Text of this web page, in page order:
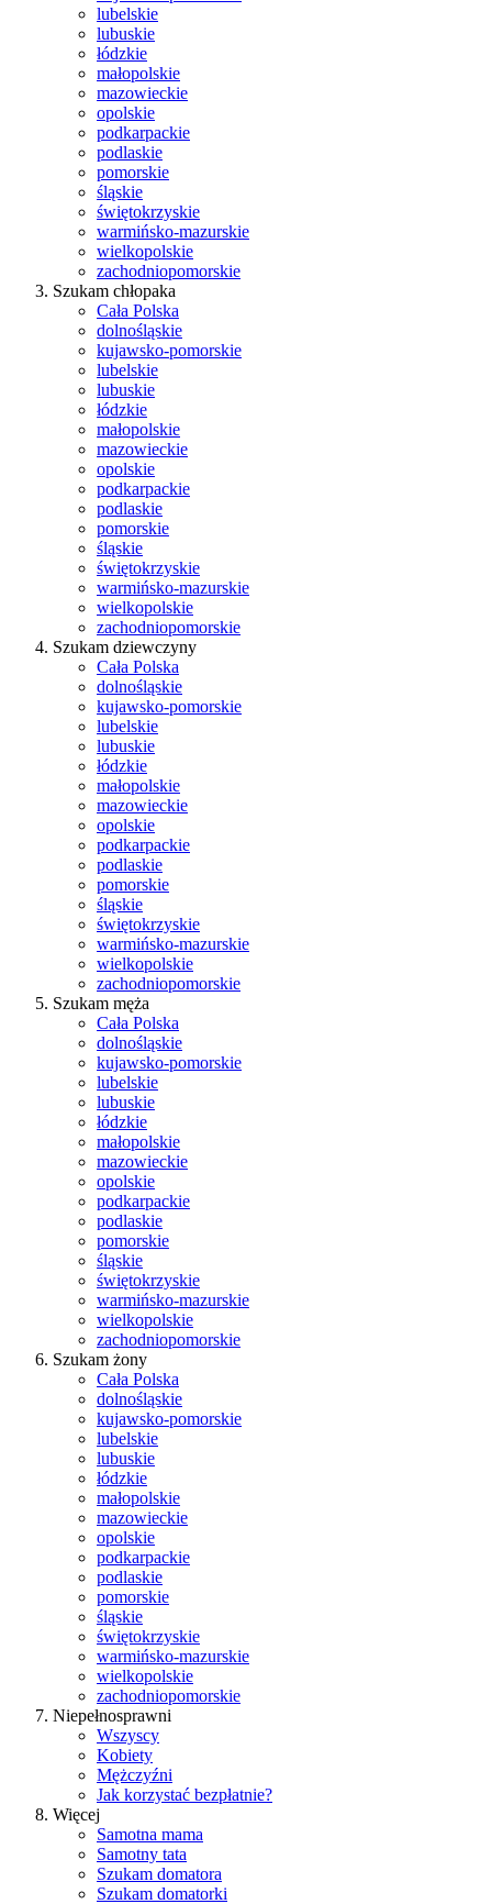
lubelskie
lubuskie
łódzkie
małopolskie
mazowieckie
opolskie
podkarpackie
podlaskie
pomorskie
śląskie
świętokrzyskie
warmińsko-mazurskie
wielkopolskie
zachodniopomorskie
Szukam chłopaka
Cała Polska
dolnośląskie
kujawsko-pomorskie
lubelskie
lubuskie
łódzkie
małopolskie
mazowieckie
opolskie
podkarpackie
podlaskie
pomorskie
śląskie
świętokrzyskie
warmińsko-mazurskie
wielkopolskie
zachodniopomorskie
Szukam dziewczyny
Cała Polska
dolnośląskie
kujawsko-pomorskie
lubelskie
lubuskie
łódzkie
małopolskie
mazowieckie
opolskie
podkarpackie
podlaskie
pomorskie
śląskie
świętokrzyskie
warmińsko-mazurskie
wielkopolskie
zachodniopomorskie
Szukam męża
Cała Polska
dolnośląskie
kujawsko-pomorskie
lubelskie
lubuskie
łódzkie
małopolskie
mazowieckie
opolskie
podkarpackie
podlaskie
pomorskie
śląskie
świętokrzyskie
warmińsko-mazurskie
wielkopolskie
zachodniopomorskie
Szukam żony
Cała Polska
dolnośląskie
kujawsko-pomorskie
lubelskie
lubuskie
łódzkie
małopolskie
mazowieckie
opolskie
podkarpackie
podlaskie
pomorskie
śląskie
świętokrzyskie
warmińsko-mazurskie
wielkopolskie
zachodniopomorskie
Niepełnosprawni
Wszyscy
Kobiety
Mężczyźni
Jak korzystać bezpłatnie?
Więcej
Samotna mama
Samotny tata
Szukam domatora
Szukam domatorki